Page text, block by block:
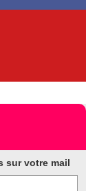
sur votre mail